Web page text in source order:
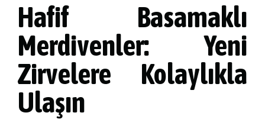
Hafif Basamaklı
Merdivenler: Yeni
Zirvelere Kolaylıkla
Ulaşın